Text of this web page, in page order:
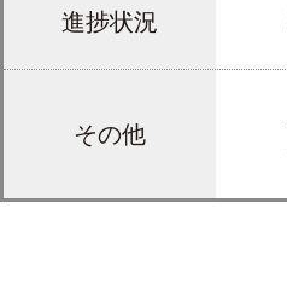
進捗状況
その他